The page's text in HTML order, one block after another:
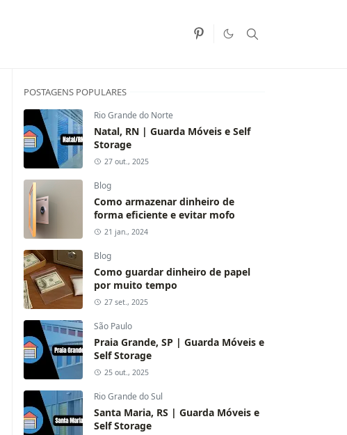
POSTAGENS POPULARES
Rio Grande do Norte
Natal, RN | Guarda Móveis e Self
Storage
27 out., 2025
Blog
Como armazenar dinheiro de
forma eficiente e evitar mofo
21 jan., 2024
Blog
Como guardar dinheiro de papel
por muito tempo
27 set., 2025
São Paulo
Praia Grande, SP | Guarda Móveis e
Self Storage
25 out., 2025
Rio Grande do Sul
Santa Maria, RS | Guarda Móveis e
Self Storage